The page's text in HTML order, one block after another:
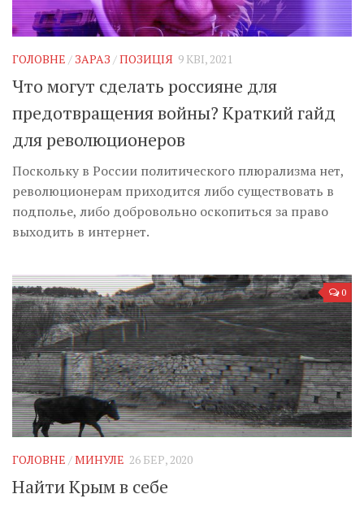
Музика революції
Inter/antinational
ГОЛОВНЕ / ЗАРАЗ /ПОЗИЦІЯ 9 КВІ, 2021
Что могут сделать россияне для
предотвращения войны? Краткий гайд
для революционеров
Поскольку в России политического плюрализма нет,
революционерам приходится либо существовать в
подполье, либо добровольно оскопиться за право
выходить в интернет.
0
ГОЛОВНЕ /МИНУЛЕ 26 БЕР, 2020
Найти Крым в себе